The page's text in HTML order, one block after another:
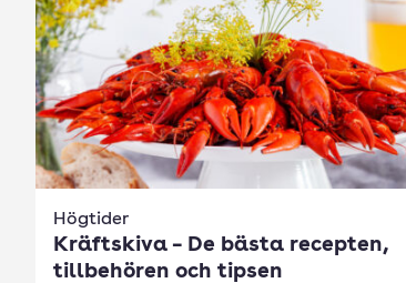
Högtider
Kräftskiva – De bästa recepten,
tillbehören och tipsen